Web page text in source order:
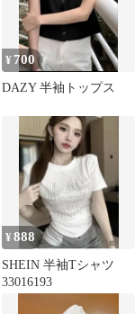
¥ 700
DAZY 半袖トップス
¥888
SHEIN 半袖Tシャツ
33016193